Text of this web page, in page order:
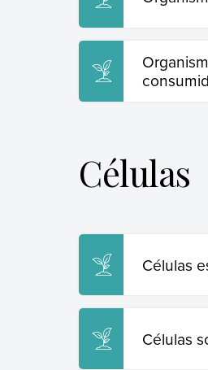
Células
Células
Células